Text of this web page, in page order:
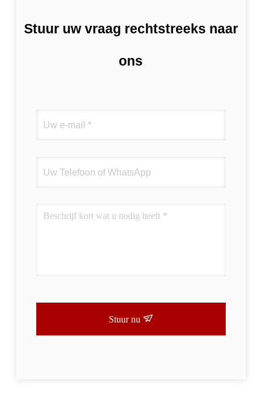
Stuur uw vraag rechtstreeks naar
ons
Stuur nu